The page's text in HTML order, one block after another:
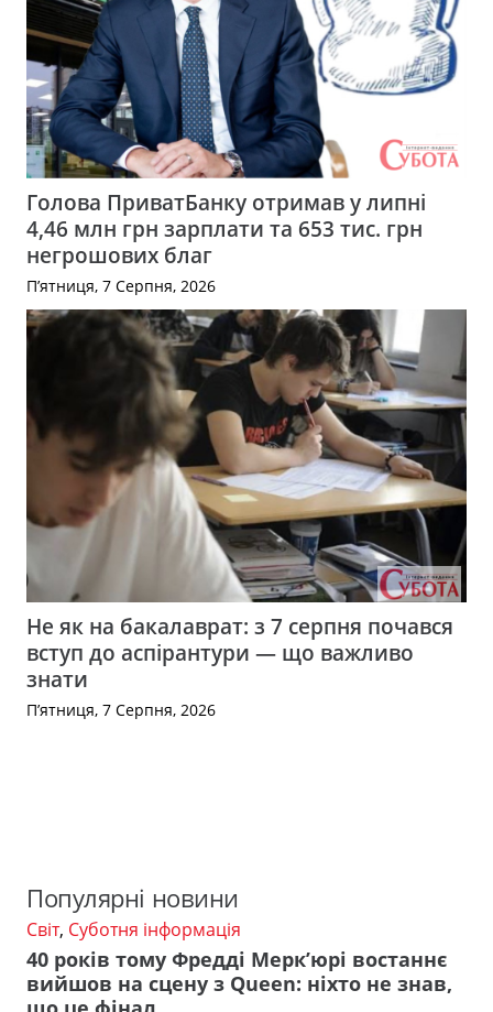
Голова ПриватБанку отримав у липні
4,46 млн грн зарплати та 653 тис. грн
негрошових благ
П’ятниця, 7 Серпня, 2026
Не як на бакалаврат: з 7 серпня почався
вступ до аспірантури — що важливо
знати
П’ятниця, 7 Серпня, 2026
Популярні новини
Світ, Суботня інформація
40 років тому Фредді Мерк’юрі востаннє
вийшов на сцену з Queen: ніхто не знав,